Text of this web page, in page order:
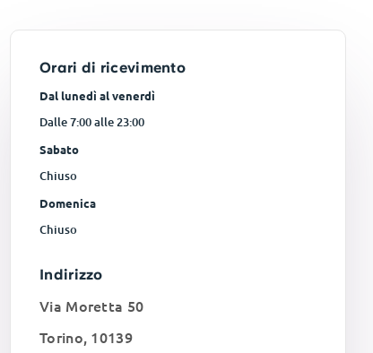
Orari di ricevimento
Dal lunedì al venerdì
Dalle 7:00 alle 23:00
Sabato
Chiuso
Domenica
Chiuso
Indirizzo
Via Moretta 50
Torino, 10139